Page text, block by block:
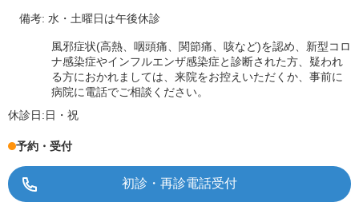
備考:水・土曜日は午後休診
風邪症状(高熱、咽頭痛、関節痛、咳など)を認め、新型コロ
ナ感染症やインフルエンザ感染症と診断された方、疑われ
る方におかれましては、来院をお控えいただくか、事前に
病院に電話でご相談ください。
休診日:日・祝
予約・受付
初診・再診電話受付